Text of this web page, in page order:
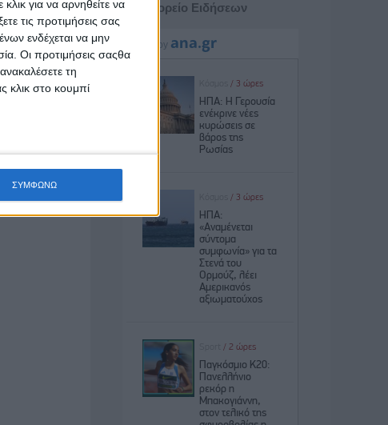
για να αρνηθείτε να
τις προτιμήσεις σας
ενδέχεται να μην
Οι προτιμήσεις σαςθα
τη
κλικ στο κουμπί
ΣΥΜΦΩΝΩ
Πρακτορείο Ειδήσεων